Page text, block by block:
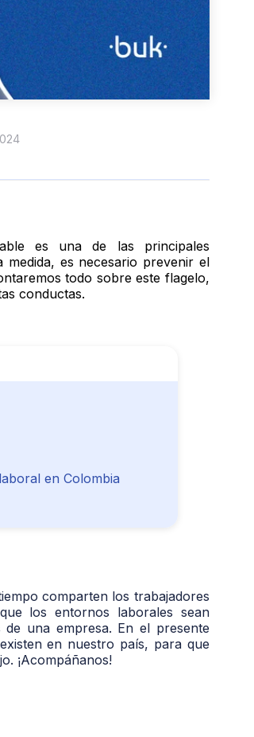
es una de las principales
medida, es necesario prevenir el
todo sobre este flagelo,
conductas.
en Colombia
comparten los trabajadores
los entornos laborales sean
una empresa. En el presente
en nuestro país, para que
¡Acompáñanos!